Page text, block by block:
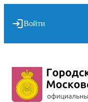
Войти